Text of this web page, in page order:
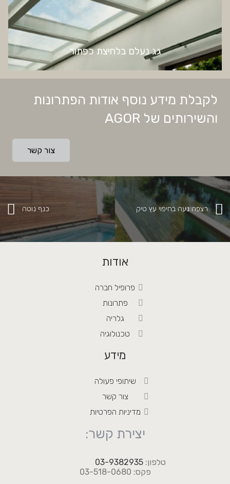
גג נעלם בלחיצת כפתור
לקבלת מידע נוסף אודות הפתרונות
והשירותים של AGOR
צור קשר
כנף נוטה רצפה נעה בחיפוי עץ טיק
אודות
פרופיל חברה
פתרונות
גלריה
טכנולוגיה
מידע
שיתופי פעולה
צור קשר
מדיניות הפרטיות
יצירת קשר:
טלפון:03-9382935
פקס: 03-518-0680